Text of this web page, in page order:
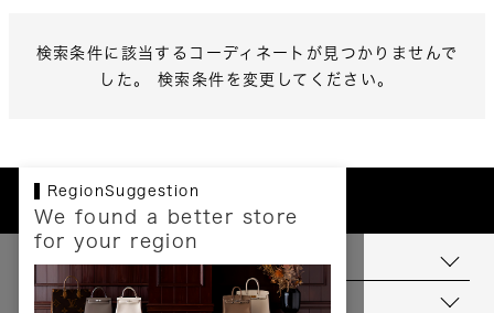
検索条件に該当するコーディネートが見つかりませんで
した。 検索条件を変更してください。
RegionSuggestion
We found a better store
for your region
お支払いについて
配送について